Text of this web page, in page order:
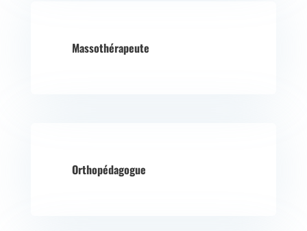
Massothérapeute
Orthopédagogue